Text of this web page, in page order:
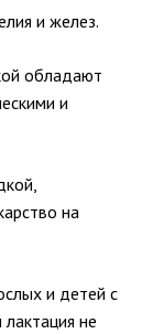
и желез.
обладают
и
на
и детей с
не